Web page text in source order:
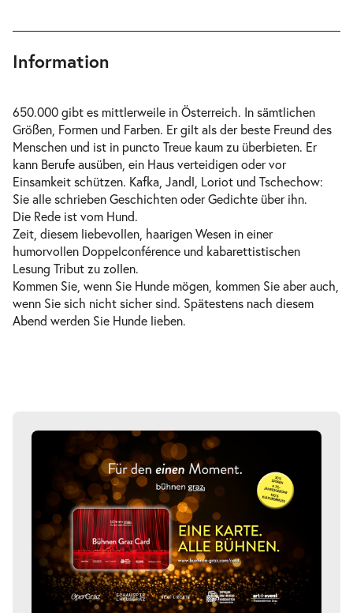
Information
650.000 gibt es mittlerweile in Österreich. In sämtlichen
Größen, Formen und Farben. Er gilt als der beste Freund des
Menschen und ist in puncto Treue kaum zu überbieten. Er
kann Berufe ausüben, ein Haus verteidigen oder vor
Einsamkeit schützen. Kafka, Jandl, Loriot und Tschechow:
Sie alle schrieben Geschichten oder Gedichte über ihn.
Die Rede ist vom Hund.
Zeit, diesem liebevollen, haarigen Wesen in einer
humorvollen Doppelconférence und kabarettistischen
Lesung Tribut zu zollen.
Kommen Sie, wenn Sie Hunde mögen, kommen Sie aber auch,
wenn Sie sich nicht sicher sind. Spätestens nach diesem
Abend werden Sie Hunde lieben.